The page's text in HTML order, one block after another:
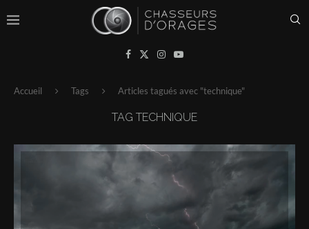
Accueil Tags Articles tagués avec "technique"
TAG TECHNIQUE